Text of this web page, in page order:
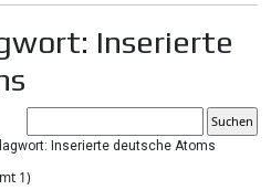
Inserierte
Inserierte deutsche Atoms
1)